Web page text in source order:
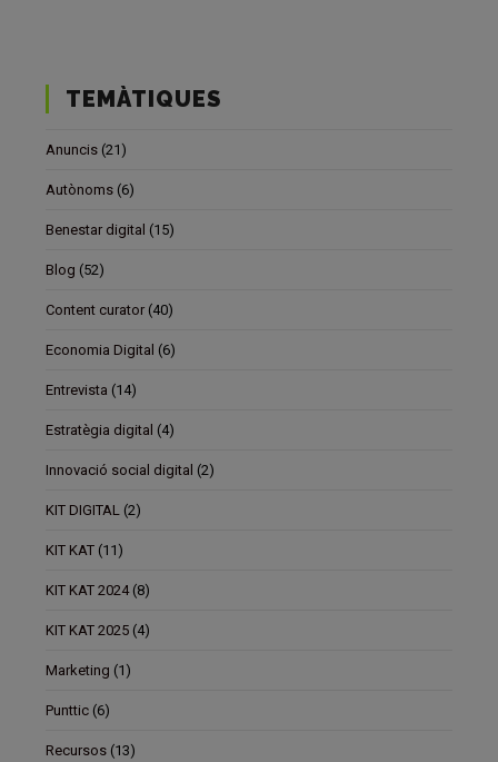
TEMÀTIQUES
Anuncis (21)
Autònoms (6)
Benestar digital (15)
Blog (52)
Content curator (40)
Economia Digital (6)
Entrevista (14)
Estratègia digital (4)
Innovació social digital (2)
KIT DIGITAL (2)
KIT KAT (11)
KIT KAT 2024 (8)
KIT KAT 2025 (4)
Marketing (1)
Punttic (6)
Recursos (13)